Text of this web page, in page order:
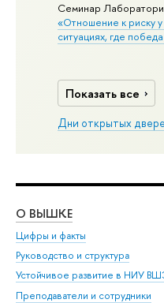
Семинар
«Отношение к риску
ситуациях, где
Показать все
Дни открытых
О ВЫШКЕ
Цифры и факты
Руководство и структура
Устойчивое развитие в НИУ
Преподаватели и сотрудники